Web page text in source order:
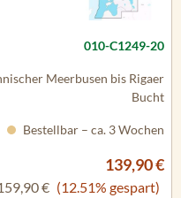
010-C1249-20
Meerbusen bis Rigaer
Bucht
Bestellbar – ca. 3 Wochen
139,90 €
€ (12.51% gespart)